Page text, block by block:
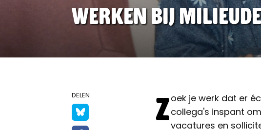
Werken bij
DELEN Zoek je werk dat er
collega's inspant
vacatures en